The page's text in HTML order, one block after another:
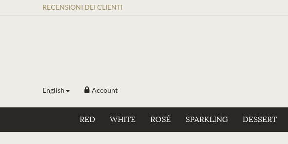
RECENSIONI DEI CLIENTI
English Account
RED WHITE ROSÉ SPARKLING DESSERT